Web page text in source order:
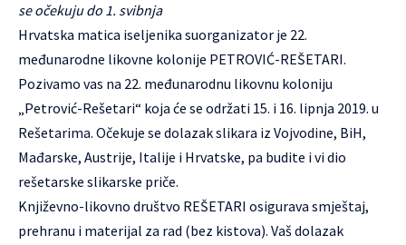
se očekuju do 1. svibnja
Hrvatska matica iseljenika suorganizator je 22.
međunarodne likovne kolonije PETROVIĆ-REŠETARI.
Pozivamo vas na 22. međunarodnu likovnu koloniju
„Petrović-Rešetari“ koja će se održati 15. i 16. lipnja 2019. u
Rešetarima. Očekuje se dolazak slikara iz Vojvodine, BiH,
Mađarske, Austrije, Italije i Hrvatske, pa budite i vi dio
rešetarske slikarske priče.
Književno-likovno društvo REŠETARI osigurava smještaj,
prehranu i materijal za rad (bez kistova). Vaš dolazak